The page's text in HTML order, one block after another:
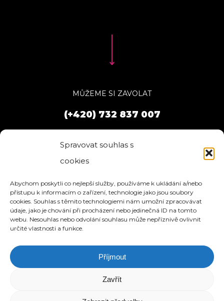
Spravovat souhlas s
cookies
Abychom poskytli co nejlepší služby, používáme k ukládání a/nebo
přístupu k informacím o zařízení, technologie jako jsou soubory
cookies. Souhlas s těmito technologiemi nám umožní zpracovávat
údaje, jako je chování při procházení nebo jedinečná ID na tomto
webu. Nesouhlas nebo odvolání souhlasu může nepříznivě ovlivnit
určité vlastnosti a funkce.
Příjmout
Zavřít
MŮŽEME SI ZAVOLAT
(+420) 732 837 007
O NÁS
BLOG NÁVODY